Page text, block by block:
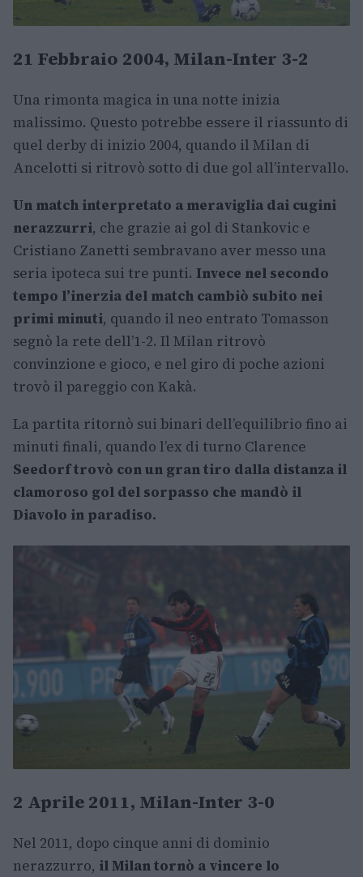
21 Febbraio 2004, Milan-Inter 3-2
Una rimonta magica in una notte inizia
malissimo. Questo potrebbe essere il riassunto di
quel derby di inizio 2004, quando il Milan di
Ancelotti si ritrovò sotto di due gol all’intervallo.
Un match interpretato a meraviglia dai cugini
nerazzurri, che grazie ai gol di Stankovic e
Cristiano Zanetti sembravano aver messo una
seria ipoteca sui tre punti. Invece nel secondo
tempo l’inerzia del match cambiò subito nei
primi minuti, quando il neo entrato Tomasson
segnò la rete dell’1-2. Il Milan ritrovò
convinzione e gioco, e nel giro di poche azioni
trovò il pareggio con Kakà.
La partita ritornò sui binari dell’equilibrio fino ai
minuti finali, quando l’ex di turno Clarence
Seedorf trovò con un gran tiro dalla distanza il
clamoroso gol del sorpasso che mandò il
Diavolo in paradiso.
2 Aprile 2011, Milan-Inter 3-0
Nel 2011, dopo cinque anni di dominio
nerazzurro, il Milan tornò a vincere lo